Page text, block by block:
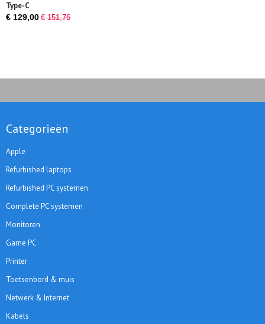
Type-C
€ 129,00 € 151,76
Categorieën
Apple
Refurbished laptops
Refurbished PC systemen
Complete PC systemen
Monitoren
Game PC
Printer
Toetsenbord & muis
Netwerk & Internet
Kabels